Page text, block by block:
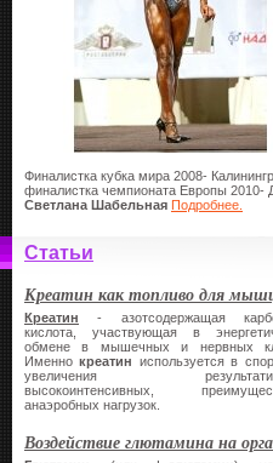
Финалистка кубка мира 2008-
финалистка чемпионата Европы 2010-
Светлана Шабельная Подробнее.
Статьи
Креатин как топливо для
Креатин - азотсодержащая
кислота, участвующая в
обмене в мышечных и нервных
Именнокреатин используется в
увеличения
высокоинтенсивных,
анаэробных нагрузок.
Воздействие глютамина на